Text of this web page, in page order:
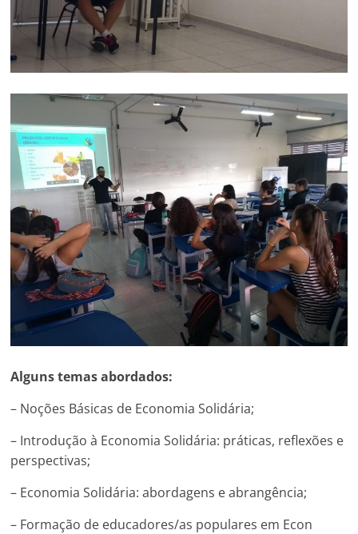
Alguns temas abordados:
– Noções Básicas de Economia Solidária;
– Introdução à Economia Solidária: práticas, reflexões e
perspectivas;
– Economia Solidária: abordagens e abrangência;
– Formação de educadores/as populares em Econ